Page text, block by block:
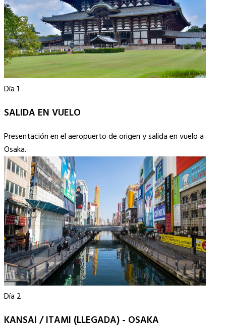
Día 1
SALIDA EN VUELO
Presentación en el aeropuerto de origen y salida en vuelo a
Osaka.
Día 2
KANSAI / ITAMI (LLEGADA) - OSAKA